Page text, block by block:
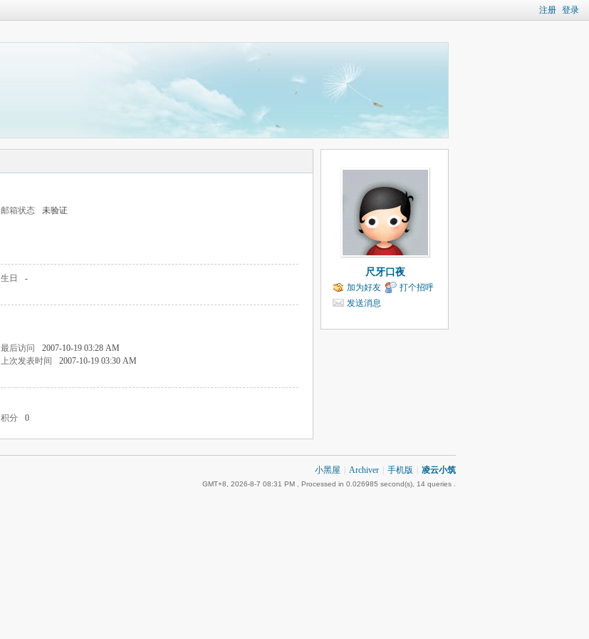
注册 登录
邮箱状态
未验证
生日
-
最后访问
2007-10-19 03:28 AM
上次发表时间
2007-10-19 03:30 AM
积分 0
尺牙口夜
加为好友
打个招呼
发送消息
小黑屋 Archiver 手机版 凌云小筑
GMT+8, 2026-8-7 08:31 PM , Processed in 0.026985 second(s), 14 queries .